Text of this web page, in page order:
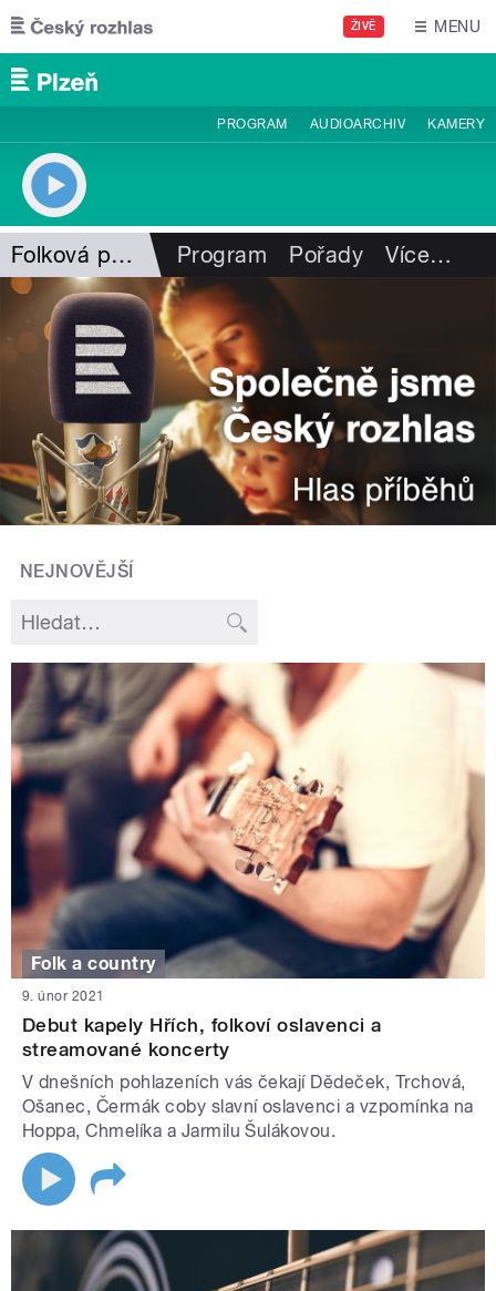
Přejít k hlavnímu obsahu
ŽIVĚ MENU
PROGRAM AUDIOARCHIV KAMERY
Folková pohlazení Program Pořady Více…
NEJNOVĚJŠÍ
Folk a country
9. únor 2021
Debut kapely Hřích, folkoví oslavenci a
streamované koncerty
V dnešních pohlazeních vás čekají Dědeček, Trchová,
Ošanec, Čermák coby slavní oslavenci a vzpomínka na
Hoppa, Chmelíka a Jarmilu Šulákovou.